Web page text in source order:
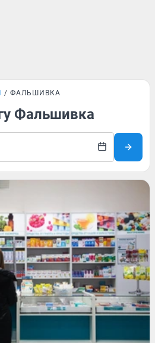
ФАЛЬШИВКА
Фальшивка